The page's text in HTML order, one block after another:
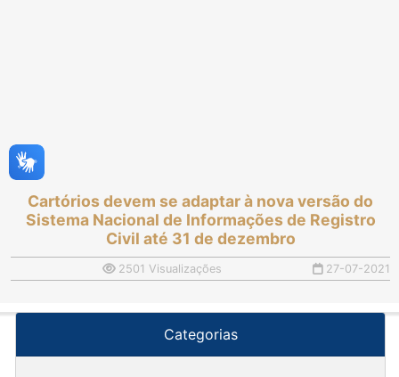
Cartórios devem se adaptar à nova versão do
Sistema Nacional de Informações de Registro
Civil até 31 de dezembro
2501 Visualizações 27-07-2021
Categorias